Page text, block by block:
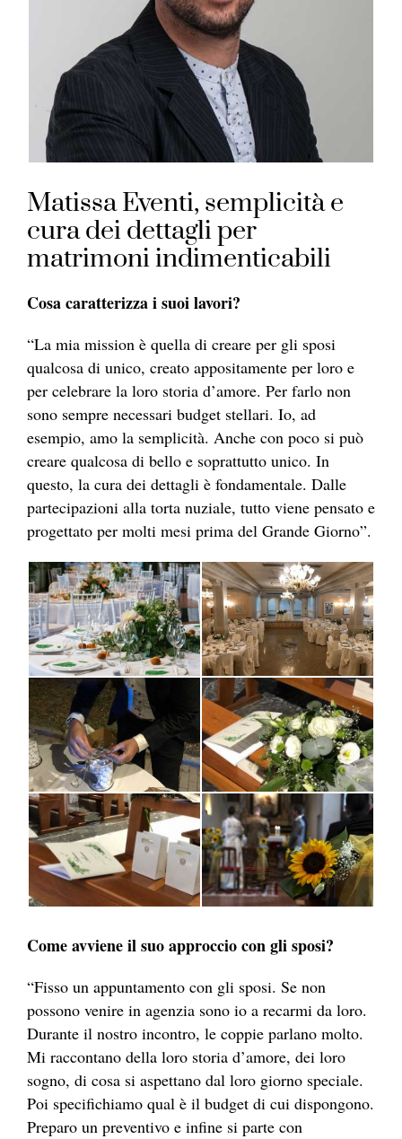
Matissa Eventi, semplicità e
cura dei dettagli per
matrimoni indimenticabili
Cosa caratterizza i suoi lavori?
“La mia mission è quella di creare per gli sposi
qualcosa di unico, creato appositamente per loro e
per celebrare la loro storia d’amore. Per farlo non
sono sempre necessari budget stellari. Io, ad
esempio, amo la semplicità. Anche con poco si può
creare qualcosa di bello e soprattutto unico. In
questo, la cura dei dettagli è fondamentale. Dalle
partecipazioni alla torta nuziale, tutto viene pensato e
progettato per molti mesi prima del Grande Giorno”.
Come avviene il suo approccio con gli sposi?
“Fisso un appuntamento con gli sposi. Se non
possono venire in agenzia sono io a recarmi da loro.
Durante il nostro incontro, le coppie parlano molto.
Mi raccontano della loro storia d’amore, dei loro
sogno, di cosa si aspettano dal loro giorno speciale.
Poi specifichiamo qual è il budget di cui dispongono.
Preparo un preventivo e infine si parte con